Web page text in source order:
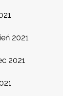
2021
2021